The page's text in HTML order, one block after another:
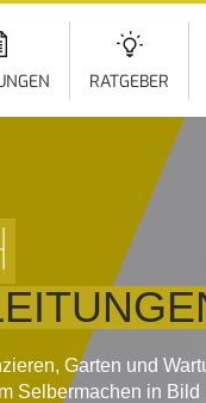
RATGEBER
Garten und
Selbermachen in Bild